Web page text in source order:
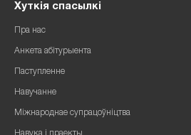
Хуткія спасылкі
Пра нас
Анкета абітурыента
Паступленне
Навучанне
Міжнароднае супрацоўніцтва